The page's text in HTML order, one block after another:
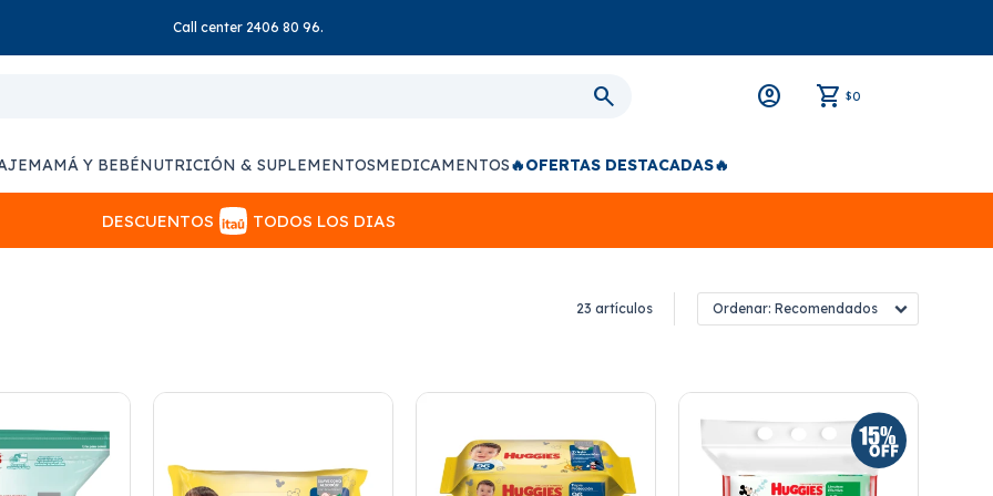
Call center 2406 80 96.
$0
MAMÁ Y BEBÉNUTRICIÓN & SUPLEMENTOSMEDICAMENTOS🔥OFERTAS DESTACADAS🔥
DESCUENTOS TODOS LOS DIAS
23 artículos Recomendados